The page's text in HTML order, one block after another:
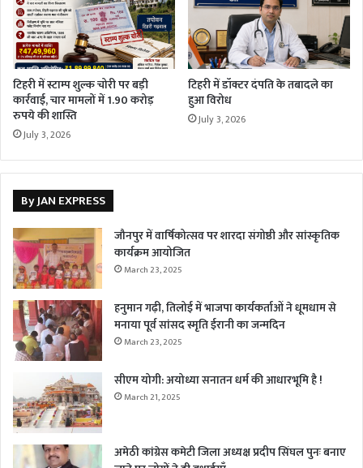
टिहरी में स्टाम्प शुल्क चोरी पर बड़ी
कार्रवाई, चार मामलों में 1.90 करोड़
रुपये की शास्ति
July 3, 2026
टिहरी में डॉक्टर दंपति के तबादले का
हुआ विरोध
July 3, 2026
By JAN EXPRESS
जौनपुर में वार्षिकोत्सव पर शारदा संगोष्ठी और सांस्कृतिक
कार्यक्रम आयोजित
March 23, 2025
हनुमान गढ़ी, तिलोई में भाजपा कार्यकर्ताओं ने धूमधाम से
मनाया पूर्व सांसद स्मृति ईरानी का जन्मदिन
March 23, 2025
सीएम योगी: अयोध्या सनातन धर्म की आधारभूमि है !
March 21, 2025
अमेठी कांग्रेस कमेटी जिला अध्यक्ष प्रदीप सिंघल पुनः बनाए